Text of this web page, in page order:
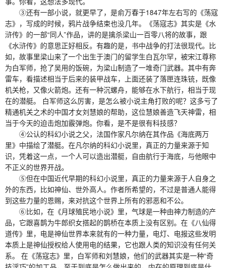
③还有一部小说，就更早了，是俞万春于1847年左右写的《荡寇
志》，写成的时候，鸦片战争结束也没几年。《荡寇志》其实是《水
浒传》的一部“同人”作品，讲的是擒杀梁山一百零八将的故事，跟
《水浒传》的意思正好相反。有趣的是，书中战争的打法很现代。比
如，故事里梁山来了一个出生于澳门的留学生白瓦尔罕，被宋江尊称
为白军师，抢了吴用的饭碗，为梁山制造了一堆奇门武器。其中有奔
雷车，看描述相当于后来的装甲战车，上面还装了落匣连珠铳，既像
机关枪，又像火箭炮。还有一种沉螺舟，能够在水下航行，相当于现
在的潜艇。 白军师这么厉害，是怎么被小说主角打败的呢？这多亏了
精通机关之术的中国才女刘慧娘的帮助，这位慧娘善造飞天神雷，相
当于今天的迫击炮加霰弹炮。你看，是不是很有科技感？
④公认的科幻小说之父，法国作家凡尔纳在其作品《海底两万
里》中描绘了潜艇。在凡尔纳的科幻小说里，真正的力量来源于知
识，凭着这一点，一个人可以造出潜艇，自由航行于海底，与他眼中
不正义的世界开战。
⑤但在中国近代早期的科幻小说里，真正的力量来源于人自身之
外的东西，比如神仙、世外高人。作者所希望的，不过是普通人能得
到这些力量的恩赐，来对抗这个世界上所有的邪恶和不公。
⑥比如，在《月球殖民地小说》里，气球是一种由神力制造的产
品，它跟喜鹊为牛郎织女搭起的鹊桥在本质上没有区别。在《八仙得
道传》里，电是神仙世界本来就有的一种力量，电灯、电报这些发明
本质上是神仙授权给人使用电的结果，它也跟人类的知识没有任何关
系。 在《荡寇志》里，白军师和刘慧娘，他们的武器其实是一种“奇